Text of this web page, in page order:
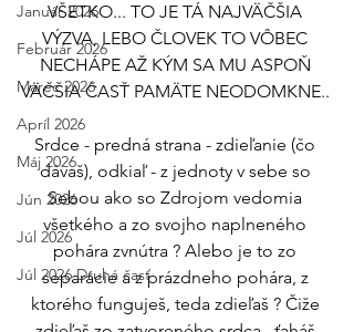
Január 2026
Február 2026
Marec 2026
Apríl 2026
Máj 2026
Jún 2026
Júl 2026
Júl 2026 Druhá časť
VŠETKO... TO JE TÁ NAJVÄČŠIA
VÝZVA, LEBO ČLOVEK TO VÔBEC
NECHÁPE AŽ KÝM SA MU ASPOŇ
VÄČŠIA ČASŤ PAMÄTE NEODOMKNE..
Srdce - predná strana - zdieľanie (čo
dávaš), odkiaľ - z jednoty v sebe so
Sebou ako so Zdrojom vedomia
všetkého a zo svojho naplneného
pohára zvnútra ? Alebo je to zo
separácie a z prázdneho pohára, z
ktorého funguješ, teda zdieľaš ? Čiže